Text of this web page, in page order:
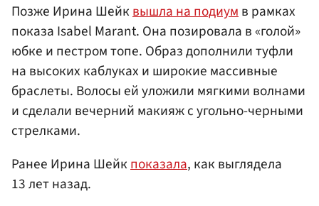
Позже Ирина Шейквышла на подиумв рамках
показа Isabel Marant. Она позировала в «голой»
юбке и пестром топе. Образ дополнили туфли
на высоких каблуках и широкие массивные
браслеты. Волосы ей уложили мягкими волнами
и сделали вечерний макияж с угольно-черными
стрелками.
Ранее Ирина Шейкпоказала, как выглядела
13 лет назад.